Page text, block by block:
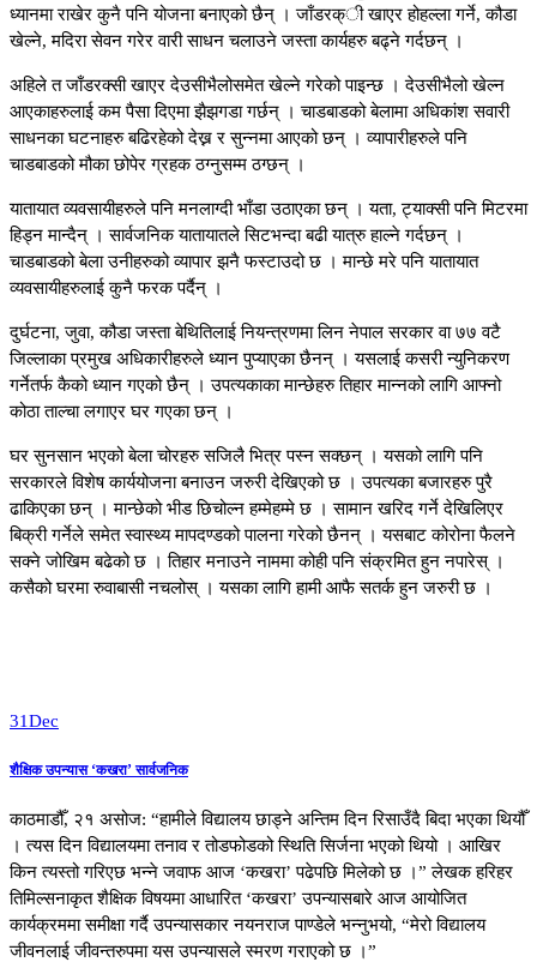
ध्यानमा राखेर कुनै पनि योजना बनाएको छैन् । जाँडरक्ी खाएर होहल्ला गर्ने, कौडा
खेल्ने, मदिरा सेवन गरेर वारी साधन चलाउने जस्ता कार्यहरु बढ्ने गर्दछन् ।
अहिले त जाँडरक्सी खाएर देउसीभैलोसमेत खेल्ने गरेको पाइन्छ । देउसीभैलो खेल्न
आएकाहरुलाई कम पैसा दिएमा झैझगडा गर्छन् । चाडबाडको बेलामा अधिकांश सवारी
साधनका घटनाहरु बढिरहेको देख्न र सुन्नमा आएको छन् । व्यापारीहरुले पनि
चाडबाडको मौका छोपेर ग्रहक ठग्नुसम्म ठग्छन् ।
यातायात व्यवसायीहरुले पनि मनलाग्दी भाँडा उठाएका छन् । यता, ट्याक्सी पनि मिटरमा
हिड्न मान्दैन् । सार्वजनिक यातायातले सिटभन्दा बढी यात्रु हाल्ने गर्दछन् ।
चाडबाडको बेला उनीहरुको व्यापार झनै फस्टाउदो छ । मान्छे मरे पनि यातायात
व्यवसायीहरुलाई कुनै फरक पर्दैन् ।
दुर्घटना, जुवा, कौडा जस्ता बेथितिलाई नियन्त्रणमा लिन नेपाल सरकार वा ७७ वटै
जिल्लाका प्रमुख अधिकारीहरुले ध्यान पुप्याएका छैनन् । यसलाई कसरी न्युनिकरण
गर्नेतर्फ कैको ध्यान गएको छैन् । उपत्यकाका मान्छेहरु तिहार मान्नको लागि आफ्नो
कोठा ताल्चा लगाएर घर गएका छन् ।
घर सुनसान भएको बेला चोरहरु सजिलै भित्र पस्न सक्छन् । यसको लागि पनि
सरकारले विशेष कार्ययोजना बनाउन जरुरी देखिएको छ । उपत्यका बजारहरु पुरै
ढाकिएका छन् । मान्छेको भीड छिचोल्न हम्मेहम्मे छ । सामान खरिद गर्ने देखिलिएर
बिक्री गर्नेले समेत स्वास्थ्य मापदण्डको पालना गरेको छैनन् । यसबाट कोरोना फैलने
सक्ने जोखिम बढेको छ । तिहार मनाउने नाममा कोही पनि संक्रमित हुन नपारेस् ।
कसैको घरमा रुवाबासी नचलोस् । यसका लागि हामी आफै सतर्क हुन जरुरी छ ।
31Dec
शैक्षिक उपन्यास ‘कखरा’ सार्वजनिक
काठमाडौँ, २१ असोज: “हामीले विद्यालय छाड्ने अन्तिम दिन रिसाउँदै बिदा भएका थियौँ
। त्यस दिन विद्यालयमा तनाव र तोडफोडको स्थिति सिर्जना भएको थियो । आखिर
किन त्यस्तो गरिएछ भन्ने जवाफ आज ‘कखरा’ पढेपछि मिलेको छ ।” लेखक हरिहर
तिमिल्सनाकृत शैक्षिक विषयमा आधारित ‘कखरा’ उपन्यासबारे आज आयोजित
कार्यक्रममा समीक्षा गर्दै उपन्यासकार नयनराज पाण्डेले भन्नुभयो, “मेरो विद्यालय
जीवनलाई जीवन्तरुपमा यस उपन्यासले स्मरण गराएको छ ।”